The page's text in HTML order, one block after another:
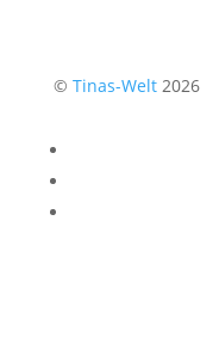
© Tinas-Welt2026